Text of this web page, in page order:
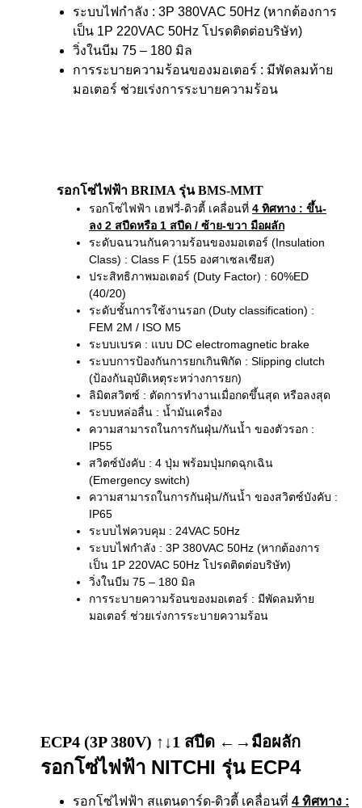
ระบบไฟกำลัง : 3P 380VAC 50Hz (หากต้องการ
เป็น 1P 220VAC 50Hz โปรดติดต่อบริษัท)
วิ่งในบีม 75 – 180 มิล
การระบายความร้อนของมอเตอร์ : มีพัดลมท้าย
มอเตอร์ ช่วยเร่งการระบายความร้อน
รอกโซ่ไฟฟ้า BRIMA รุ่น BMS-MMT
รอกโซ่ไฟฟ้า เฮฟวี่-ดิวตี้ เคลื่อนที่ 4 ทิศทาง : ขึ้น-
ลง 2 สปีดหรือ 1 สปีด / ซ้าย-ขวา มือผลัก
ระดับฉนวนกันความร้อนของมอเตอร์ (Insulation
Class) : Class F (155 องศาเซลเซียส)
ประสิทธิภาพมอเตอร์ (Duty Factor) : 60%ED
(40/20)
ระดับชั้นการใช้งานรอก (Duty classification) :
FEM 2M / ISO M5
ระบบเบรค : แบบ DC electromagnetic brake
ระบบการป้องกันการยกเกินพิกัด : Slipping clutch
(ป้องกันอุบัติเหตุระหว่างการยก)
ลิมิตสวิตซ์ : ตัดการทำงานเมื่อกดขึ้นสุด หรือลงสุด
ระบบหล่อลื่น : น้ำมันเครื่อง
ความสามารถในการกันฝุ่น/กันน้ำ ของตัวรอก :
IP55
สวิตซ์บังคับ : 4 ปุ่ม พร้อมปุ่มกดฉุกเฉิน
(Emergency switch)
ความสามารถในการกันฝุ่น/กันน้ำ ของสวิตซ์บังคับ :
IP65
ระบบไฟควบคุม : 24VAC 50Hz
ระบบไฟกำลัง : 3P 380VAC 50Hz (หากต้องการ
เป็น 1P 220VAC 50Hz โปรดติดต่อบริษัท)
วิ่งในบีม 75 – 180 มิล
การระบายความร้อนของมอเตอร์ : มีพัดลมท้าย
มอเตอร์ ช่วยเร่งการระบายความร้อน
ECP4 (3P 380V) ↑↓1 สปีด ←→มือผลัก
รอกโซ่ไฟฟ้า NITCHI รุ่น ECP4
รอกโซ่ไฟฟ้า สแตนดาร์ด-ดิวตี้ เคลื่อนที่ 4 ทิศทาง :